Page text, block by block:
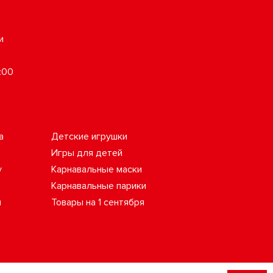
Детские игрушки
Игры для детей
Карнавальные маски
Карнавальные парики
Товары на 1 сентября